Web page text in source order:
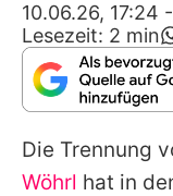
Alle
10.06.26, 17:24 -
Lesezeit: 2 min
Die Trennung
Wöhrl hat in